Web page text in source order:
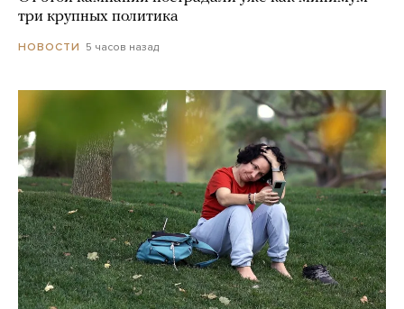
три крупных политика
НОВОСТИ 5 часов назад